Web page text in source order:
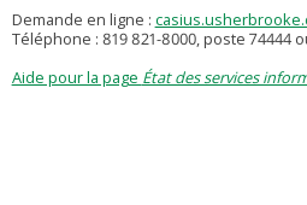
Demande en ligne :
Téléphone : 819 821-8000, poste 74444
Aide pour la page État des services